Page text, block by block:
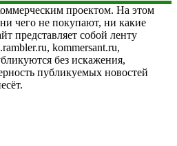
проектом. На этом
чего не покупают, ни какие
представляет собой ленту
kommersant.ru,
без искажения,
публикуемых новостей